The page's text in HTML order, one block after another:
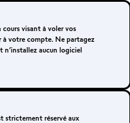
visant à voler vos
votre compte. Ne partagez
aucun logiciel
strictement réservé aux
Forex
Devenir client-e